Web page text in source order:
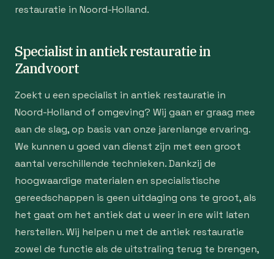
restauratie in Noord-Holland.
Specialist in antiek restauratie in
Zandvoort
Zoekt u een specialist in antiek restauratie in
Noord-Holland of omgeving? Wij gaan er graag mee
aan de slag, op basis van onze jarenlange ervaring.
We kunnen u goed van dienst zijn met een groot
aantal verschillende technieken. Dankzij de
hoogwaardige materialen en specialistische
gereedschappen is geen uitdaging ons te groot, als
het gaat om het antiek dat u weer in ere wilt laten
herstellen. Wij helpen u met de antiek restauratie
zowel de functie als de uitstraling terug te brengen,